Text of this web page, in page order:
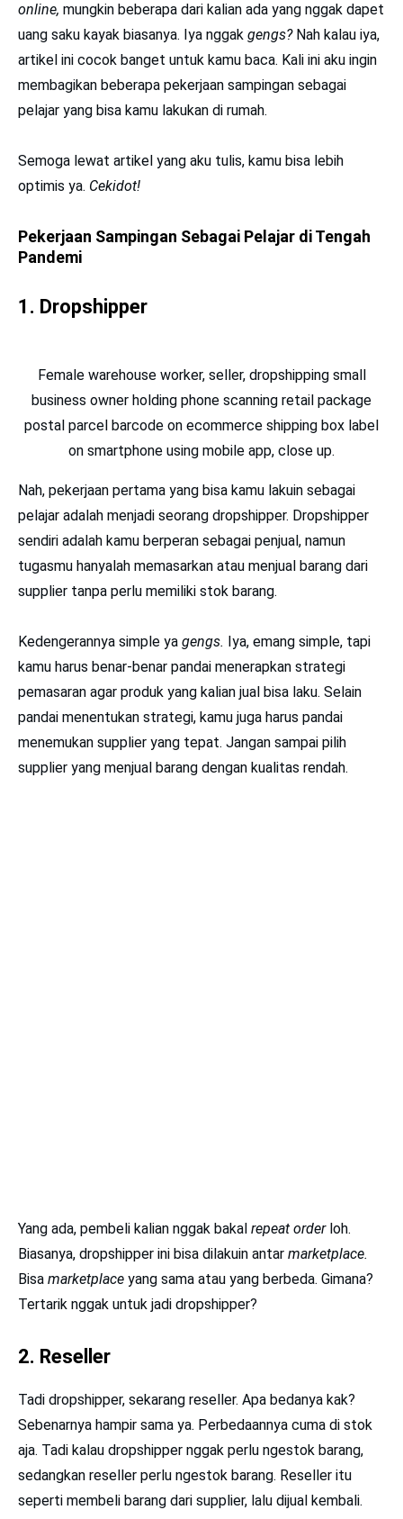
online, mungkin beberapa dari kalian ada yang nggak dapet
uang saku kayak biasanya. Iya nggak gengs? Nah kalau iya,
artikel ini cocok banget untuk kamu baca. Kali ini aku ingin
membagikan beberapa pekerjaan sampingan sebagai
pelajar yang bisa kamu lakukan di rumah.
Semoga lewat artikel yang aku tulis, kamu bisa lebih
optimis ya. Cekidot!
Pekerjaan Sampingan Sebagai Pelajar di Tengah
Pandemi
1. Dropshipper
Female warehouse worker, seller, dropshipping small
business owner holding phone scanning retail package
postal parcel barcode on ecommerce shipping box label
on smartphone using mobile app, close up.
Nah, pekerjaan pertama yang bisa kamu lakuin sebagai
pelajar adalah menjadi seorang dropshipper. Dropshipper
sendiri adalah kamu berperan sebagai penjual, namun
tugasmu hanyalah memasarkan atau menjual barang dari
supplier tanpa perlu memiliki stok barang.
Kedengerannya simple ya gengs. Iya, emang simple, tapi
kamu harus benar-benar pandai menerapkan strategi
pemasaran agar produk yang kalian jual bisa laku. Selain
pandai menentukan strategi, kamu juga harus pandai
menemukan supplier yang tepat. Jangan sampai pilih
supplier yang menjual barang dengan kualitas rendah.
Yang ada, pembeli kalian nggak bakal repeat order loh.
Biasanya, dropshipper ini bisa dilakuin antar marketplace.
Bisa marketplace yang sama atau yang berbeda. Gimana?
Tertarik nggak untuk jadi dropshipper?
2. Reseller
Tadi dropshipper, sekarang reseller. Apa bedanya kak?
Sebenarnya hampir sama ya. Perbedaannya cuma di stok
aja. Tadi kalau dropshipper nggak perlu ngestok barang,
sedangkan reseller perlu ngestok barang. Reseller itu
seperti membeli barang dari supplier, lalu dijual kembali.